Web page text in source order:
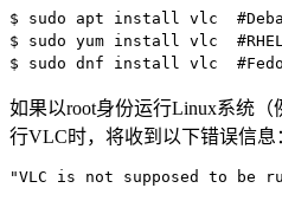
$ sudo apt install vlc
$ sudo yum install vlc  #RHEL/
$ sudo dnf install vlc
如果以root身份运行Linux系统
行VLC时，将收到以下错误信息
"VLC is not supposed to